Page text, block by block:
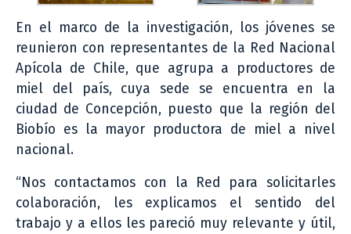
En el marco de la investigación, los jóvenes se
reunieron con representantes de la Red Nacional
Apícola de Chile, que agrupa a productores de
miel del país, cuya sede se encuentra en la
ciudad de Concepción, puesto que la región del
Biobío es la mayor productora de miel a nivel
nacional.
“Nos contactamos con la Red para solicitarles
colaboración, les explicamos el sentido del
trabajo y a ellos les pareció muy relevante y útil,